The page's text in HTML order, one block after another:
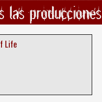
las producciones
Life